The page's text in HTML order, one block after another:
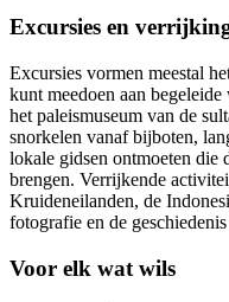
Excursies en
Excursies vormen meestal
kunt meedoen aan
het paleismuseum van de
snorkelen vanaf bijboten,
lokale gidsen ontmoeten die
brengen. Verrijkende
Kruideneilanden, de
fotografie en de
Voor elk wat wils